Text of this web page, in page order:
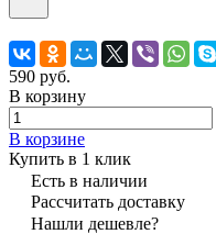
590 руб.
В корзину
В корзине
Купить в 1 клик
Есть в наличии
Рассчитать доставку
Нашли дешевле?